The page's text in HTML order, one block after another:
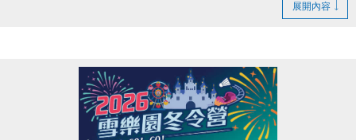
【營業時間調整】
2/18(三)初二至2/21(六)初五 營業時間為 08:00-16:00
展開內容